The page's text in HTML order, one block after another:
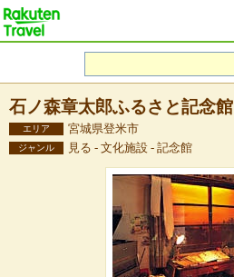
石ノ森章太郎ふるさと記念館
エリア 宮城県登米市
ジャンル 見る - 文化施設 - 記念館